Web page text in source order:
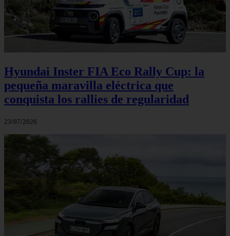
Hyundai Inster FIA Eco Rally Cup: la
pequeña maravilla eléctrica que
conquista los rallies de regularidad
23/07/2026